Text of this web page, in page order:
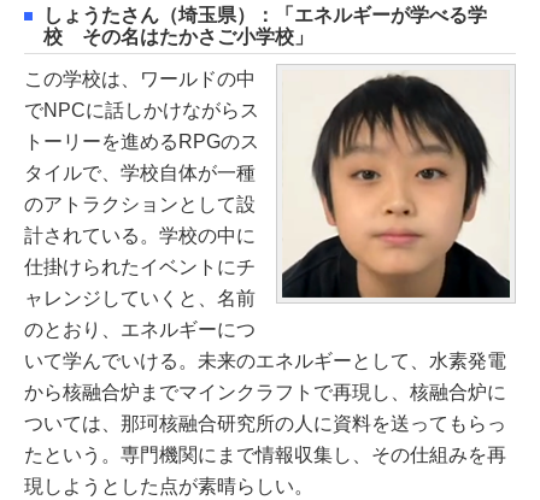
しょうたさん（埼玉県）：「エネルギーが学べる学
校 その名はたかさご小学校」
この学校は、ワールドの中
でNPCに話しかけながらス
トーリーを進めるRPGのス
タイルで、学校自体が一種
のアトラクションとして設
計されている。学校の中に
仕掛けられたイベントにチ
ャレンジしていくと、名前
のとおり、エネルギーにつ
いて学んでいける。未来のエネルギーとして、水素発電
から核融合炉までマインクラフトで再現し、核融合炉に
ついては、那珂核融合研究所の人に資料を送ってもらっ
たという。専門機関にまで情報収集し、その仕組みを再
現しようとした点が素晴らしい。